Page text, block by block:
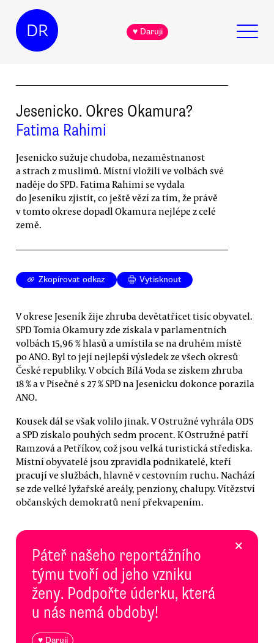
DR ♥ Daruji
Jesenicko. Okres Okamura?
Fatima Rahimi
Jesenicko sužuje chudoba, nezaměstnanost
a strach z muslimů. Místní vložili ve volbách své
naděje do SPD. Fatima Rahimi se vydala
do Jeseníku zjistit, co ještě vězí za tím, že právě
v tomto okrese dopadl Okamura nejlépe z celé
země.
Zkopírovat odkaz Vytisknout
V okrese Jeseník žije zhruba devětatřicet tisíc obyvatel.
SPD Tomia Okamury zde získala v parlamentních
volbách 15,96 % hlasů a umístila se na druhém místě
po ANO. Byl to její nejlepší výsledek ze všech okresů
České republiky. V obcích Bílá Voda se ziskem zhruba
18 % a v Písečné s 27 % SPD na Jesenicku dokonce porazila
ANO.
Kousek dál se však volilo jinak. V Ostružné vyhrála ODS
a SPD získalo pouhých sedm procent. K Ostružné patří
Ramzová a Petříkov, což jsou velká turistická střediska.
Místní obyvatelé jsou zpravidla podnikatelé, kteří
pracují ve službách, hlavně v cestovním ruchu. Nachází
se zde velké lyžařské areály, penziony, chalupy. Vítězství
občanských demokratů není překvapením.
Páteř našeho reportážního
týmu tvoří od jeho vzniku
ženy. Podpořte úderku, která
u nás nemá obdoby!
♥ Daruji
×